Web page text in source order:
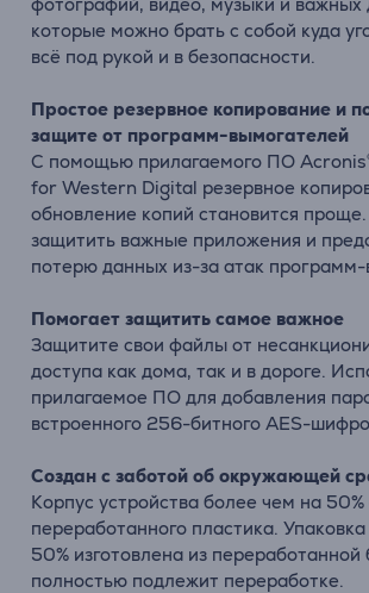
которые можно брать с собой куда
всё под рукой и в безопасности.
Простое резервное копирование и
защите от программ-вымогателей
С помощью прилагаемого ПО
for Western Digital резервное
обновление копий становится
защитить важные приложения и
потерю данных из-за атак
Помогает защитить самое важное
Защитите свои файлы от
доступа как дома, так и в дороге.
прилагаемое ПО для добавления
встроенного 256-битного AES-
Создан с заботой об окружающей
Корпус устройства более чем на 50%
переработанного пластика.
50% изготовлена из переработанной
полностью подлежит переработке.